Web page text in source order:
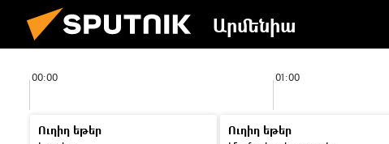
Արմենիա
00:00 01:00
Ուղիղ եթեր
Ուղիղ եթեր